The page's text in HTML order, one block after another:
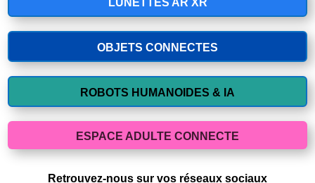
LUNETTES AR XR
OBJETS CONNECTES
ROBOTS HUMANOIDES & IA
ESPACE ADULTE CONNECTE
Retrouvez-nous sur vos réseaux sociaux